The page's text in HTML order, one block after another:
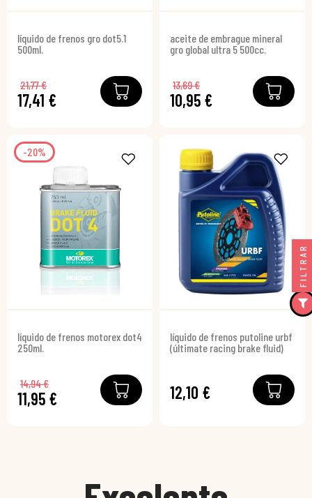
líquido de frenos gro dot5.1
500ml.
17,41 €
21,77 €
aceite de embrague mineral
gro global ultra 5 500cc.
10,95 €
13,69 €
-20%
líquido de frenos motorex dot4
250ml.
11,95 €
14,94 €
líquido de frenos putoline urbf
(últimate racing brake fluid)
12,10 €
FILTRAR